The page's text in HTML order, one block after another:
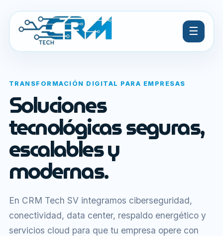
☰
TRANSFORMACIÓN DIGITAL PARA EMPRESAS
Soluciones
tecnológicas seguras,
escalables y
modernas.
En CRM Tech SV integramos ciberseguridad,
conectividad, data center, respaldo energético y
servicios cloud para que tu empresa opere con